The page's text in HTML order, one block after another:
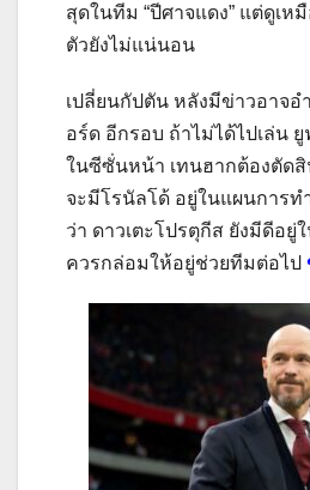
สุดในทีม “ปีศาจแดง” แต่ดูเห
ตัวยังไม่แน่นอน
เปลี่ยนกัปตัน หลังมีข่าวอาจอ
อร์ด อีกรอบ ถ้าไม่ได้ไปเล่น
ในซีซั่นหน้า เทนฮากต้องตัดสิ
จะมีโรนัลโด้ อยู่ในแผนการท
ว่า ดาวเตะโปรตุกีส ยังมีดีอยู่
ควรกล่อมให้อยู่ช่วยทีมต่อไป